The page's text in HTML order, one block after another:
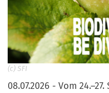
(c) SFI
08.07.2026 - Vom